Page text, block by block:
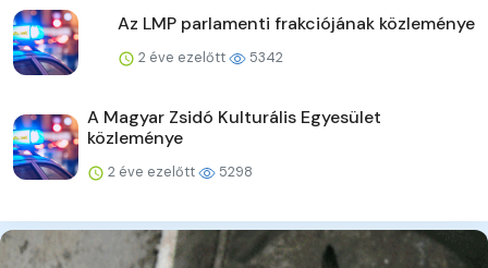
Az LMP parlamenti frakciójának közleménye
2 éve ezelőtt 5342
A Magyar Zsidó Kulturális Egyesület
közleménye
2 éve ezelőtt 5298